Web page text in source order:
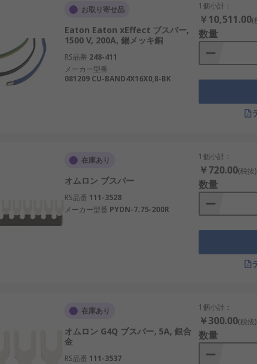
お取り寄せ品
Eaton Eaton xEffect ブスバー,
1500 V, 200A, 錫メッキ銅
RS品番 248-411
メーカー型番
081209 CU-BAND4X16X0,8-BK
1個小計：
￥10,511.00(
数量
在庫あり
オムロン ブスバー
RS品番 111-3528
メーカー型番 PYDN-7.75-200R
1個小計：
￥720.00(税抜)
数量
在庫あり
オムロン G4Q ブスバー, 5A, 銀合
金
RS品番 111-3537
1個小計：
￥300.00(税抜)
数量